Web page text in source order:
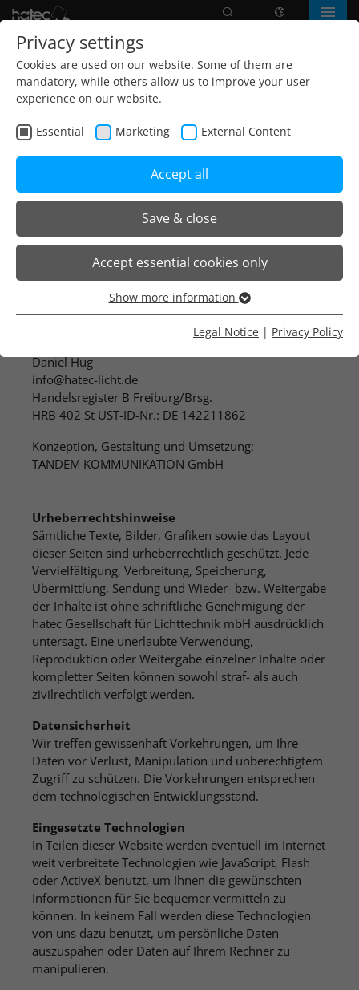
language
Search
Home
D-79244 Münstertal / Schwarzwald
Tel: +49 (0)7636 78010
Fax: +49 (0)7636 780144
info@hatec-licht.de
www.hatec-licht.de
Geschäftsführer: Andreas Pfefferle, Heribert Pfefferle,
Daniel Hug
info@hatec-licht.de
Handelsregister B Freiburg/Brsg.
HRB 402 St UST-ID-Nr.: DE 142211862
Konzeption, Gestaltung und Umsetzung:
TANDEM KOMMUNIKATION GmbH
Urheberrechtshinweise
Sämtliche Texte, Bilder, Grafiken sowie das Layout
dieser Seiten sind urheberrechtlich geschützt. Jede
Vervielfältigung, Verbreitung, Speicherung,
Übermittlung, Sendung und Wieder- bzw. Weitergabe
der Inhalte ist ohne schriftliche Genehmigung der
hatec Gesellschaft für Lichttechnik mbH ausdrücklich
untersagt. Eine unerlaubte Verwendung,
Reproduktion oder Weitergabe einzelner Inhalte oder
kompletter Seiten können sowohl straf- als auch
zivilrechtlich verfolgt werden.
Datensicherheit
Wir treffen gewissenhaft Vorkehrungen, um Ihre
Daten vor Verlust, Manipulation und unberechtigtem
Zugriff zu schützen. Die Vorkehrungen entsprechen
dem technologischen Entwicklungsstand.
Eingesetzte Technologien
In Teilen dieser Website werden eventuell im Internet
weit verbreitete Technologien wie JavaScript, Flash
oder ActiveX benutzt, um Ihnen die gewünschten
Informationen für Sie bequemer vermitteln zu
können. In keinem Fall werden diese Technologien
von uns dazu benutzt, um persönliche Daten
auszuspähen oder Daten auf Ihrem Rechner zu
manipulieren.
Privacy settings
Cookies are used on our website. Some of them are
mandatory, while others allow us to improve your user
experience on our website.
Essential Marketing External Content
Accept all
Save & close
Accept essential cookies only
Essential cookies are needed for basic website functions.
Name cookie_optin
Provider Typo3
Lifetime 1 Year
Name SgCookieOptin.lastPreferences
Provider Typo3
Lifetime 1 Year
Purpose
This value stores your Consent settings.
Among other things, a randomly
generated ID for historical storage of
the settings you have made, if the
website operator has set this.
Name PHPSESSID
Lifetime Session
Purpose
Used by the TYPO3 CMS. The cookie is
used to store the current session name
for the respective user. This session
cookie is used to recognize the user.
Show cookie information
Marketing
We use these cookies to provide you with information
and offers that match your interests in social media
Name NID
Provider YouTube
Lifetime 6 Months
Used by Google. The cookie contains a
unique ID that Google uses to store your
preferred settings and other
information, in particular your preferred
language (e.g. German), how many
search results should be displayed per
page and whether the Google
SafeSearch filter should be activated.
You can find the detailed privacy policy
here:
https://www.google.com/policies/privacy/
Name YSC
Provider YouTube
Session
Used by YouTube. The cookie registers a
unique ID to keep statistics of the videos
Show cookie information
External Content
We use external content on our website to provide you
with additional information.
Show more information
Legal Notice | Privacy Policy